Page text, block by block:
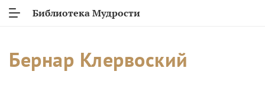
Библиотека Мудрости
Бернар Клервоский